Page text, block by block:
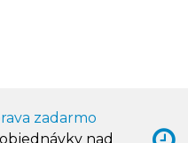
zadarmo
nad